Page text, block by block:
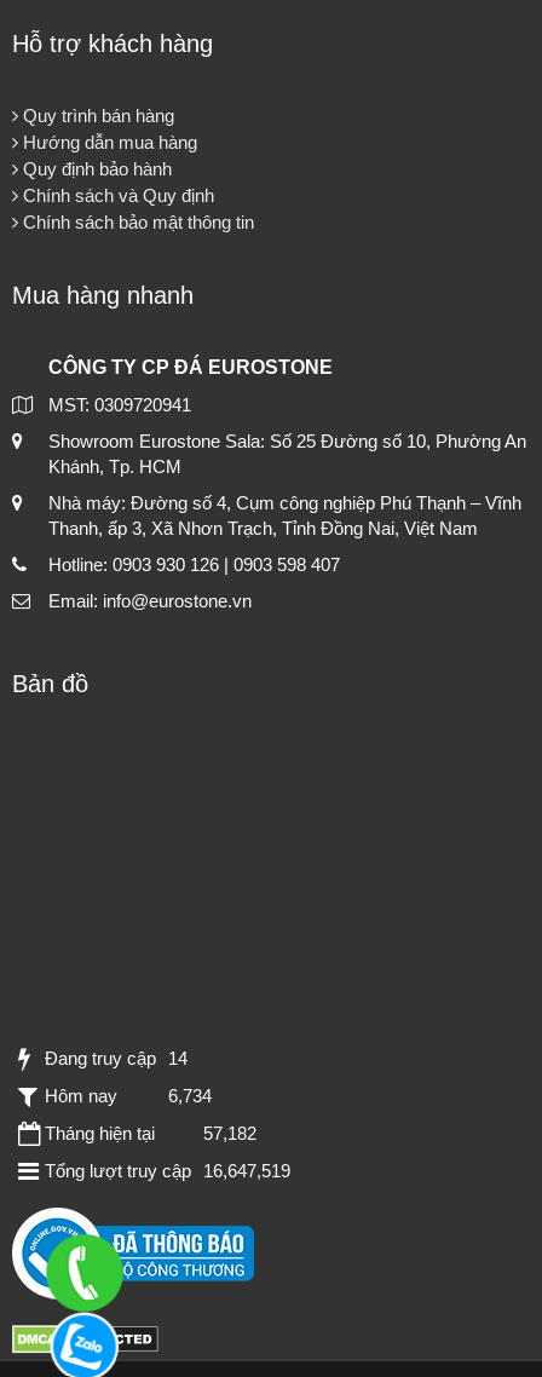
Hỗ trợ khách hàng
Quy trình bán hàng
Hướng dẫn mua hàng
Quy định bảo hành
Chính sách và Quy định
Chính sách bảo mật thông tin
Mua hàng nhanh
CÔNG TY CP ĐÁ EUROSTONE
MST: 0309720941
Showroom Eurostone Sala: Số 25 Đường số 10, Phường An
Khánh, Tp. HCM
Nhà máy: Đường số 4, Cụm công nghiệp Phú Thạnh – Vĩnh
Thanh, ấp 3, Xã Nhơn Trạch, Tỉnh Đồng Nai, Việt Nam
Hotline: 0903 930 126 | 0903 598 407
Email: info@eurostone.vn
Bản đồ
Đang truy cập
14
Hôm nay
6,734
Tháng hiện tại
57,182
Tổng lượt truy cập
16,647,519